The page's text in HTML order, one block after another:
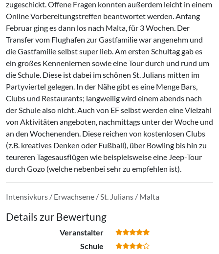
zugeschickt. Offene Fragen konnten außerdem leicht in einem
Online Vorbereitungstreffen beantwortet werden. Anfang
Februar ging es dann los nach Malta, für 3 Wochen. Der
Transfer vom Flughafen zur Gastfamilie war angenehm und
die Gastfamilie selbst super lieb. Am ersten Schultag gab es
ein großes Kennenlernen sowie eine Tour durch und rund um
die Schule. Diese ist dabei im schönen St. Julians mitten im
Partyviertel gelegen. In der Nähe gibt es eine Menge Bars,
Clubs und Restaurants; langweilig wird einem abends nach
der Schule also nicht. Auch von EF selbst werden eine Vielzahl
von Aktivitäten angeboten, nachmittags unter der Woche und
an den Wochenenden. Diese reichen von kostenlosen Clubs
(z.B. kreatives Denken oder Fußball), über Bowling bis hin zu
teureren Tagesausflügen wie beispielsweise eine Jeep-Tour
durch Gozo (welche nebenbei sehr zu empfehlen ist).
Intensivkurs / Erwachsene / St. Julians / Malta
Details zur Bewertung
Veranstalter
Schule